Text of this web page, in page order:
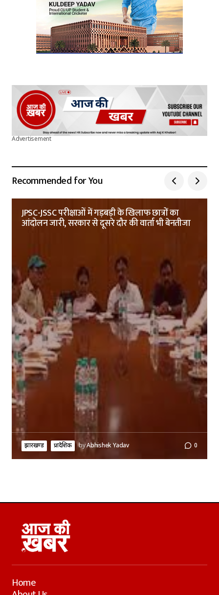
Advertisement
Recommended for You
JPSC-JSSC परीक्षाओं में गड़बड़ी के खिलाफ छात्रों का
आंदोलन जारी, सरकार से दूसरे दौर की वार्ता भी बेनतीजा
झारखण्ड प्रादेशिक byAbhishek Yadav 0
Home